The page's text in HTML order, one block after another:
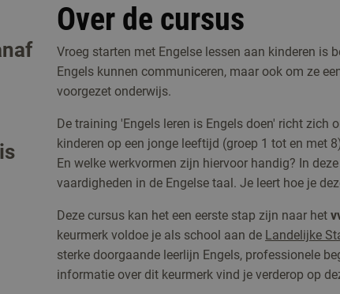
Over de cursus
Vroeg starten met Engelse lessen aan kinderen is
Engels kunnen communiceren, maar ook om ze
voorgezet onderwijs.
De training 'Engels leren is Engels doen' richt zich
kinderen op een jonge leeftijd (groep 1 tot en met
En welke werkvormen zijn hiervoor handig? In
vaardigheden in de Engelse taal. Je leert hoe je
Deze cursus kan het een eerste stap zijn naar het
keurmerk voldoe je als school aan de Landelijke
sterke doorgaande leerlijn Engels, professionele
informatie over dit keurmerk vind je verderop op